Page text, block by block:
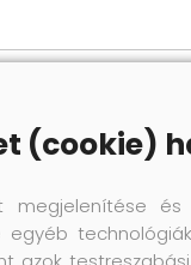
(cookie)
megjelenítése